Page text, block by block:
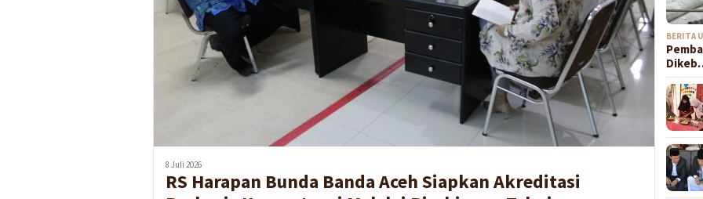
8 Juli 2026
RS Harapan Bunda Banda Aceh Siapkan Akreditasi
BERITA